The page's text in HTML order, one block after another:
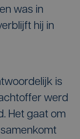
was in
hij in
is
werd
Het gaat om